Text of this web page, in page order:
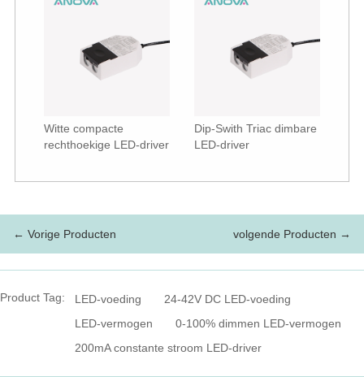
Witte compacte
rechthoekige LED-driver
Dip-Swith Triac dimbare
LED-driver
← Vorige Producten volgende Producten →
Product Tag: LED-voeding
24-42V DC LED-voeding
LED-vermogen
0-100% dimmen LED-vermogen
200mA constante stroom LED-driver